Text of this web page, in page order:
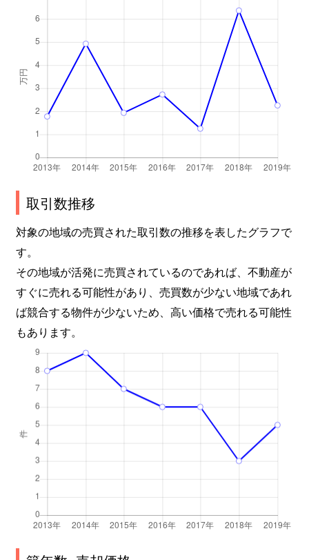
取引数推移
対象の地域の売買された取引数の推移を表したグラフで
す。
その地域が活発に売買されているのであれば、不動産が
すぐに売れる可能性があり、売買数が少ない地域であれ
ば競合する物件が少ないため、高い価格で売れる可能性
もあります。